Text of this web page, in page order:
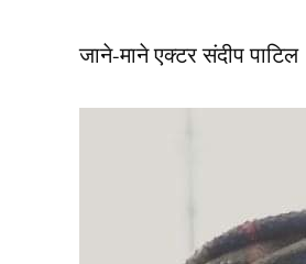
जाने-माने एक्टर संदीप पाटिल